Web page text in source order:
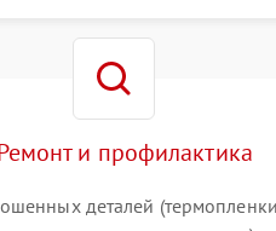
и профилактика
деталей